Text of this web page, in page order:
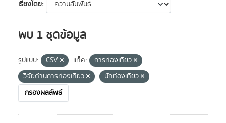
เรียงโดย
พบ 1 ชุดข้อมูล
รูปแบบ: CSV แท็ค:
การท่องเที่ยว
วิจัยด้านการท่องเที่ยว
นักท่องเที่ยว
กรองผลลัพธ์